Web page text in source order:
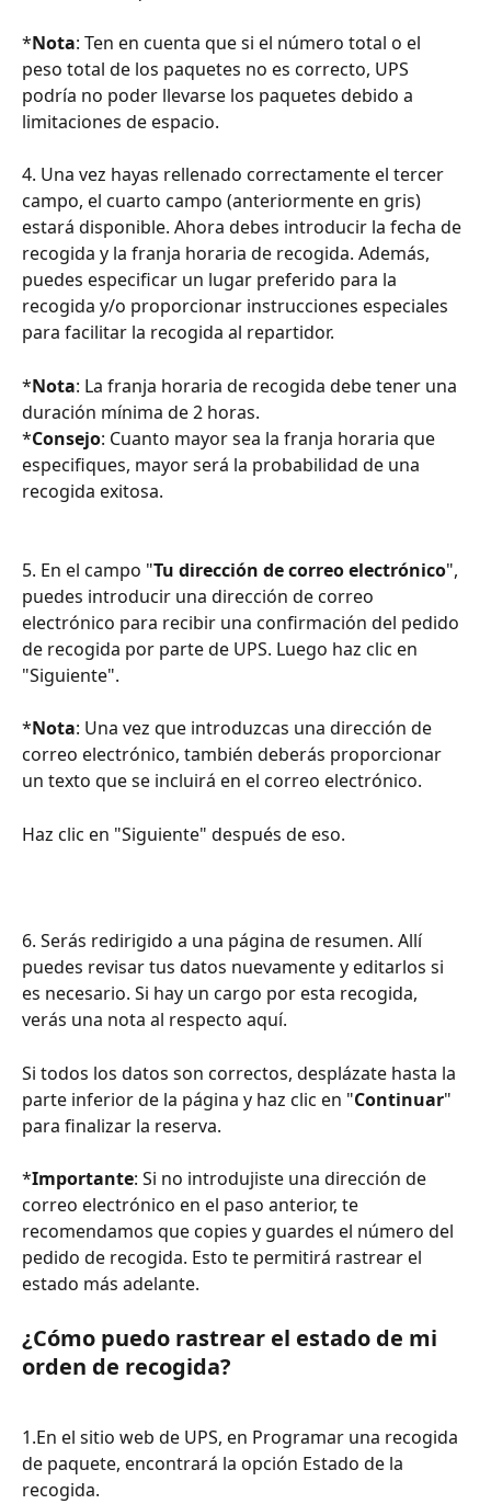
*Nota: Ten en cuenta que si el número total o el
peso total de los paquetes no es correcto, UPS
podría no poder llevarse los paquetes debido a
limitaciones de espacio.
4. Una vez hayas rellenado correctamente el tercer
campo, el cuarto campo (anteriormente en gris)
estará disponible. Ahora debes introducir la fecha de
recogida y la franja horaria de recogida. Además,
puedes especificar un lugar preferido para la
recogida y/o proporcionar instrucciones especiales
para facilitar la recogida al repartidor.
*Nota: La franja horaria de recogida debe tener una
duración mínima de 2 horas.
*Consejo: Cuanto mayor sea la franja horaria que
especifiques, mayor será la probabilidad de una
recogida exitosa.
5. En el campo "Tu dirección de correo electrónico",
puedes introducir una dirección de correo
electrónico para recibir una confirmación del pedido
de recogida por parte de UPS. Luego haz clic en
"Siguiente".
*Nota: Una vez que introduzcas una dirección de
correo electrónico, también deberás proporcionar
un texto que se incluirá en el correo electrónico.
Haz clic en "Siguiente" después de eso.
6. Serás redirigido a una página de resumen. Allí
puedes revisar tus datos nuevamente y editarlos si
es necesario. Si hay un cargo por esta recogida,
verás una nota al respecto aquí.
Si todos los datos son correctos, desplázate hasta la
parte inferior de la página y haz clic en "Continuar"
para finalizar la reserva.
*Importante: Si no introdujiste una dirección de
correo electrónico en el paso anterior, te
recomendamos que copies y guardes el número del
pedido de recogida. Esto te permitirá rastrear el
estado más adelante.
¿Cómo puedo rastrear el estado de mi
orden de recogida?
1.En el sitio web de UPS, en Programar una recogida
de paquete, encontrará la opción Estado de la
recogida.